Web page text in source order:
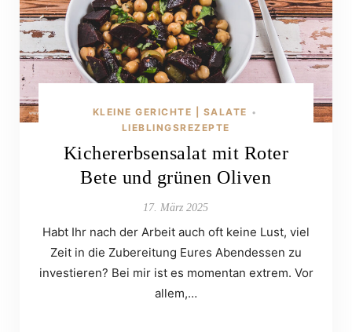
KLEINE GERICHTE | SALATE •
LIEBLINGSREZEPTE
Kichererbsensalat mit Roter
Bete und grünen Oliven
17. März 2025
Habt Ihr nach der Arbeit auch oft keine Lust, viel
Zeit in die Zubereitung Eures Abendessen zu
investieren? Bei mir ist es momentan extrem. Vor
allem,…